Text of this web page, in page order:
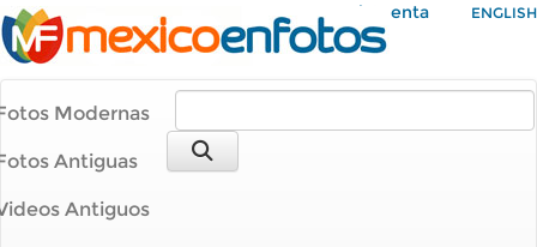
Mi Cuenta ENGLISH
Modernas
Antiguas
Antiguos